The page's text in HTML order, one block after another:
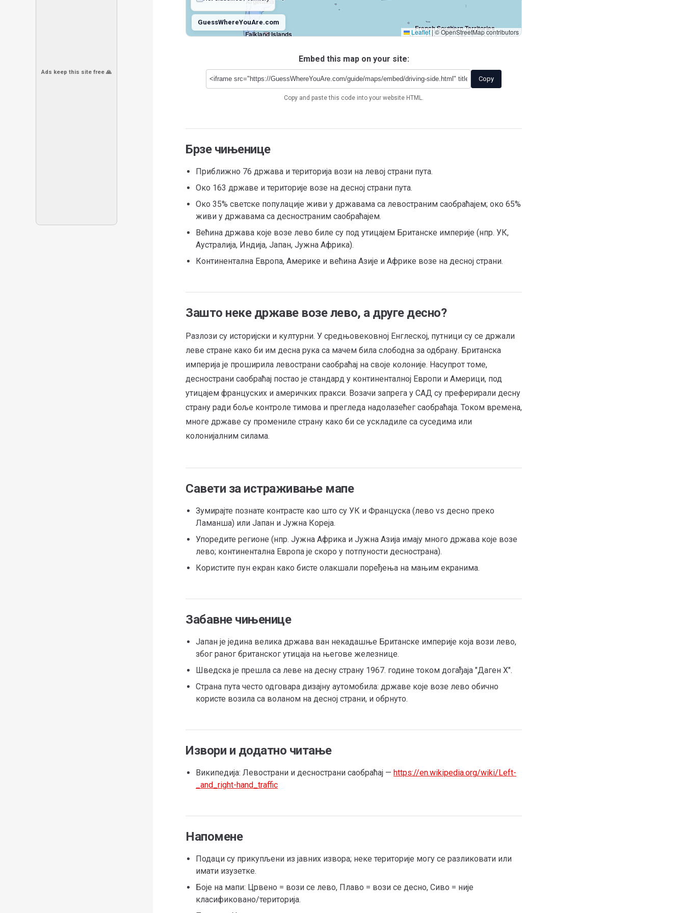
Ads keep this site free 🙏
Falkland Islands
Antarctica
French Southern Territories
Heard Island And Mcdonald Islands
Leaflet |© OpenStreetMap contributors
GuessWhereYouAre.com
Embed this map on your site:
Copy
Copy and paste this code into your website HTML.
Брзе чињенице
Приближно 76 држава и територија вози на левој страни пута.
Око 163 државе и територије возе на десној страни пута.
Око 35% светске популације живи у државама са левостраним саобраћајем; око 65%
живи у државама са десностраним саобраћајем.
Већина држава које возе лево биле су под утицајем Британске империје (нпр. УК,
Аустралија, Индија, Јапан, Јужна Африка).
Континентална Европа, Америке и већина Азије и Африке возе на десној страни.
Зашто неке државе возе лево, а друге десно?
Разлози су историјски и културни. У средњовековној Енглеској, путници су се држали
леве стране како би им десна рука са мачем била слободна за одбрану. Британска
империја је проширила левострани саобраћај на своје колоније. Насупрот томе,
деснострани саобраћај постао је стандард у континенталној Европи и Америци, под
утицајем француских и америчких пракси. Возачи запрега у САД су преферирали десну
страну ради боље контроле тимова и прегледа надолазећег саобраћаја. Током времена,
многе државе су промениле страну како би се ускладиле са суседима или
колонијалним силама.
Савети за истраживање мапе
Зумирајте познате контрасте као што су УК и Француска (лево vs десно преко
Ламанша) или Јапан и Јужна Кореја.
Упоредите регионе (нпр. Јужна Африка и Јужна Азија имају много држава које возе
лево; континентална Европа је скоро у потпуности деснострана).
Користите пун екран како бисте олакшали поређења на мањим екранима.
Забавне чињенице
Јапан је једина велика држава ван некадашње Британске империје која вози лево,
због раног британског утицаја на његове железнице.
Шведска је прешла са леве на десну страну 1967. године током догађаја "Даген Х".
Страна пута често одговара дизајну аутомобила: државе које возе лево обично
користе возила са воланом на десној страни, и обрнуто.
Извори и додатно читање
Википедија: Левострани и деснострани саобраћај — https://en.wikipedia.org/wiki/Left-
_and_right-hand_traffic
Напомене
Подаци су прикупљени из јавних извора; неке територије могу се разликовати или
имати изузетке.
Боје на мапи: Црвено = вози се лево, Плаво = вози се десно, Сиво = није
класификовано/територија.